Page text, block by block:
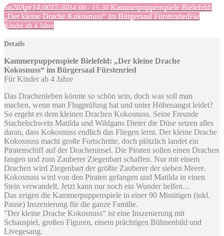
Sa20Apr14:0015:3014:00 - 15:30 Kammerpuppenspiele Bielefeld:
„Der kleine Drache Kokosnuss“ im Bürgersaal FürstenriedFür
Kinder ab 4 Jahre
Details
Kammerpuppenspiele Bielefeld: „Der kleine Drache
Kokosnuss“ im Bürgersaal Fürstenried
Für Kinder ab 4 Jahre
Das Drachenleben könnte so schön sein, doch was soll man
machen, wenn man Flugprüfung hat und unter Höhenangst leidet?
So ergeht es dem kleinen Drachen Kokosnuss. Seine Freunde
Stachelschwein Matilda und Wildgans Dieter die Düse setzen alles
daran, dass Kokosnuss endlich das Fliegen lernt. Der kleine Drache
Kokosnuss macht große Fortschritte, doch plötzlich landet ein
Piratenschiff auf der Dracheninsel. Die Piraten sollen einen Drachen
fangen und zum Zauberer Ziegenbart schaffen. Nur mit einem
Drachen wird Ziegenbart der größte Zauberer der sieben Meere.
Kokosnuss wird von den Piraten gefangen und Matilda in einen
Stein verwandelt. Jetzt kann nur noch ein Wunder helfen…
Das zeigen die Kammerpuppenspiele in einer 90 Minütigen (inkl.
Pause) Inszenierung für die ganze Familie.
”Der kleine Drache Kokosnuss“ ist eine Inszenierung mit
Schauspiel, großen Figuren, einem prächtigen Bühnenbild und
Livegesang.